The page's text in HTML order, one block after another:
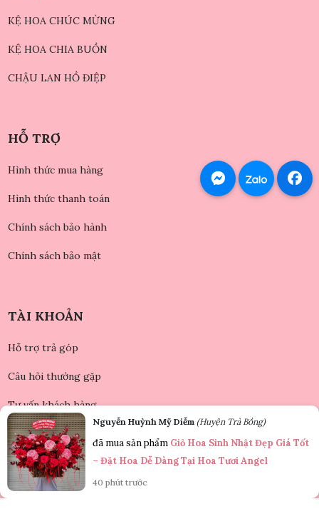
KỆ HOA CHÚC MỪNG
KỆ HOA CHIA BUỒN
CHẬU LAN HỒ ĐIỆP
HỖ TRỢ
Hình thức mua hàng
Hình thức thanh toán
Chính sách bảo hành
Chính sách bảo mật
TÀI KHOẢN
Hỗ trợ trả góp
Câu hỏi thường gặp
Tư vấn khách hàng
THANH TOÁNNguyễn Huỳnh Mỹ Diễm (Huyện Trà Bồng)
đã mua sản phẩmGiỏ Hoa Sinh Nhật Đẹp Giá Tốt
– Đặt Hoa Dễ Dàng Tại Hoa Tươi Angel